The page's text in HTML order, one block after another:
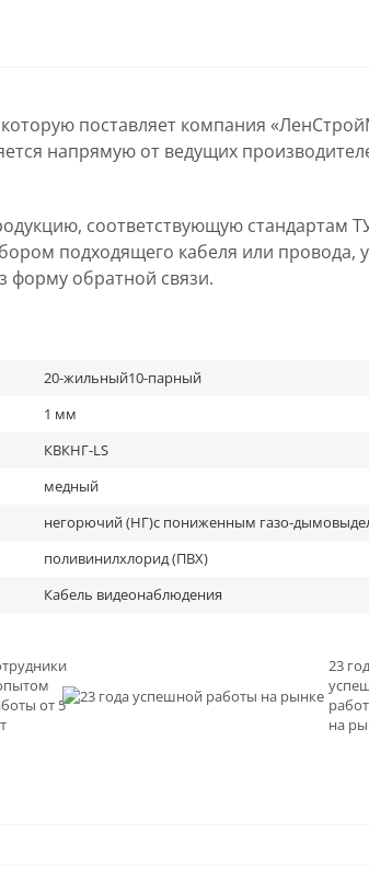
поставляет компания
напрямую от ведущих
соответствующую стандартам
подходящего кабеля или
форму обратной связи.
20-жильный10-парный
1 мм
КВКНГ-LS
медный
негорючий (НГ)с пониженным газо-
поливинилхлорид (ПВХ)
Кабель видеонаблюдения
от 5
23
на